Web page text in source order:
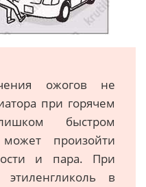
ожогов не
при горячем
быстром
произойти
и пара. При
этиленгликоль в